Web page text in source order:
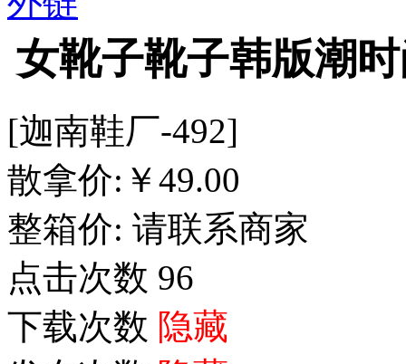
女靴子靴子韩版潮
[迦南鞋厂-492]
散拿价: ￥49.00
整箱价: 请联系商家
点击次数 96
下载次数 隐藏